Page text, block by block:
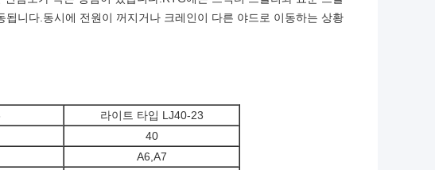
니다.동시에 전원이 꺼지거나 크레인이 다른 야드로 이동하는 상황
라이트 타입 LJ40-23
40
A6,A7